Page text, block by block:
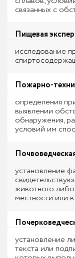
связанных с
Пищевая
исследование
Пожарно-
определения
выявлении
обнаружения,
условий им
установление
животного
местности или
установление
текста или